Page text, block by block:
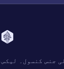
جنس کنسول۔